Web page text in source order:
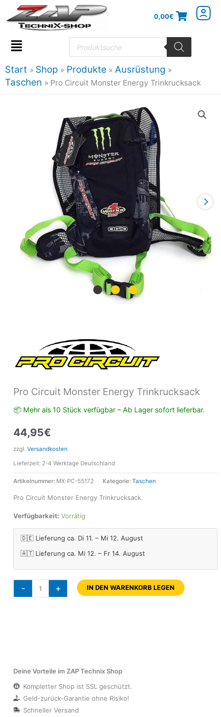
Inhalt
springen
0,00€
Flyout
Menu
Products
search
Start Shop Produkte
Ausrüstung
Taschen
Pro Circuit Monster Energy Trinkrucksack
Pro Circuit Monster Energy Trinkrucksack
📦 Mehr als 10 Stück verfügbar – Ab Lager sofort lieferbar.
44,95€
zzgl. Versandkosten
Lieferzeit: 2-4 Werktage Deutschland
Artikelnummer: MX-PC-55172 Kategorie: Taschen
Pro Circuit Monster Energy Trinkrucksack.
Verfügbarkeit: Vorrätig
🇩🇪 Lieferung ca. Di 11. – Mi 12. August
🇦🇹 Lieferung ca. Mi 12. – Fr 14. August
- + IN DEN WARENKORB LEGEN
Deine Vorteile im ZAP Technix Shop
Kompletter Shop ist SSL geschützt.
Geld-zurück-Garantie ohne Risiko!
Schneller Versand